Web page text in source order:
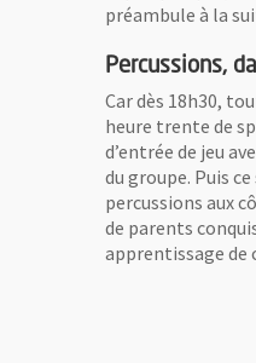
Des jeux d'eau
Des jeux d'eau
préambule à la
Percussions,
Car dès 18h30,
heure trente de
d’entrée de jeu
du groupe. Puis
percussions aux
de parents
apprentissage de